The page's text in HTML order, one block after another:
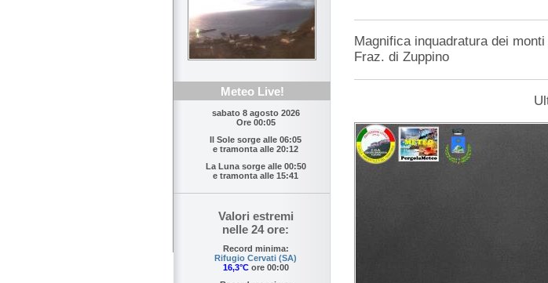
Meteo Live!
sabato 8 agosto 2026
Ore 00:05
Il Sole sorge alle 06:05
e tramonta alle 20:12
La Luna sorge alle 00:50
e tramonta alle 15:41
Valori estremi
nelle 24 ore:
Record minima:
Rifugio Cervati (SA)
16,3°Core 00:00
Magnifica inquadratura dei
Fraz. di Zuppino